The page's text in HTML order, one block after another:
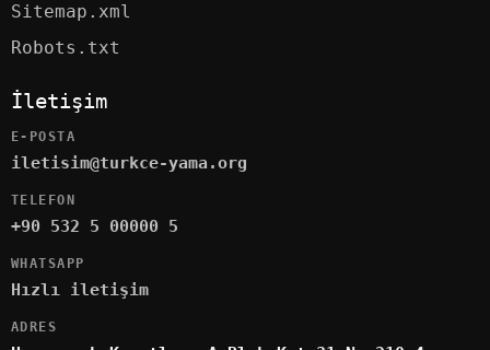
Sitemap.xml
Robots.txt
İletişim
E-POSTA
iletisim@turkce-yama.org
TELEFON
+90 532 5 00000 5
WHATSAPP
Hızlı iletişim
ADRES